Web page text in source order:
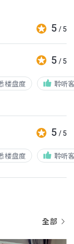
5 / 5
5 / 5
楼盘度 聆听
5 / 5
楼盘度 聆听
全部